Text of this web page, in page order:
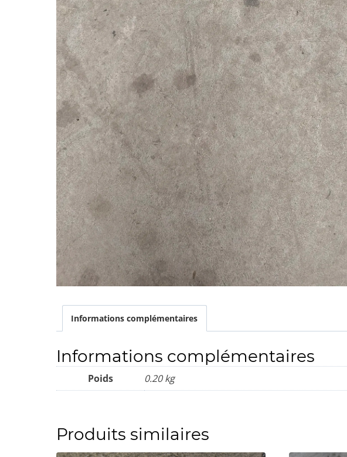
Informations complémentaires
Informations complémentaires
Poids 0.20 kg
Produits similaires